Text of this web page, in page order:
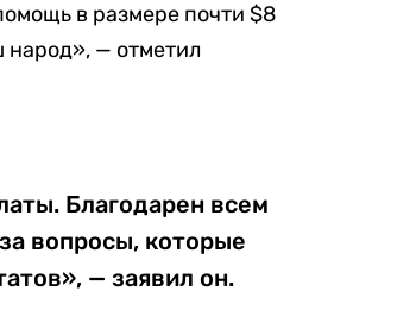
в размере почти $8
— отметил
Благодарен всем
вопросы, которые
— заявил он.